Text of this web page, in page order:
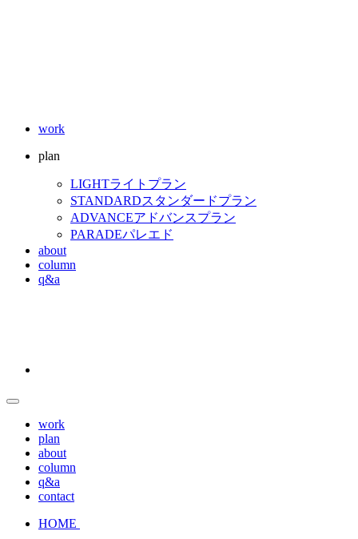
work
plan
LIGHTライトプラン
STANDARDスタンダードプラン
ADVANCEアドバンスプラン
PARADEパレエド
about
column
q&a
work
plan
about
column
q&a
contact
HOME